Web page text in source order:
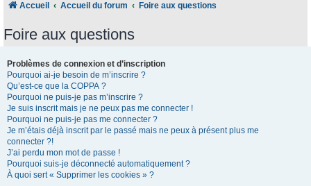
Accueil Accueil du forum Foire aux questions
Foire aux questions
Problèmes de connexion et d’inscription
Pourquoi ai-je besoin de m’inscrire ?
Qu’est-ce que la COPPA ?
Pourquoi ne puis-je pas m’inscrire ?
Je suis inscrit mais je ne peux pas me connecter !
Pourquoi ne puis-je pas me connecter ?
Je m’étais déjà inscrit par le passé mais ne peux à présent plus me
connecter ?!
J’ai perdu mon mot de passe !
Pourquoi suis-je déconnecté automatiquement ?
À quoi sert « Supprimer les cookies » ?